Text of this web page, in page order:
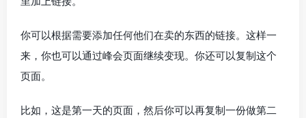
你可以根据需要添加任何他们在卖的东西的链接。这样一
来，你也可以通过峰会页面继续变现。你还可以复制这个
页面。
比如，这是第一天的页面，然后你可以再复制一份做第二